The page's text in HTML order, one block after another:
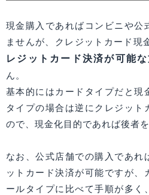
現金購入であればコンビニや公
ませんが、クレジットカード現
レジットカード決済が可能
ん。
基本的にはカードタイプだと現
タイプの場合は逆にクレジット
ので、現金化目的であれば後者を
なお、公式店舗での購入であれ
ットカード決済が可能ですが、
ールタイプに比べて手順が多く